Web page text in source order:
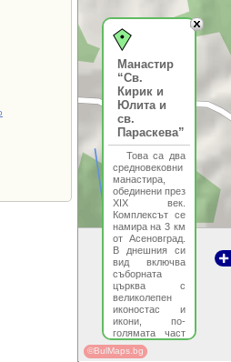
Манастир
“Св.
Кирик и
Юлита и
св.
Параскева”
Това са два
средновековни
манастира,
обединени през
XIX век.
Комплексът се
намира на 3 км
от Асеновград.
В днешния си
вид включва
съборната
църква с
великолепен
иконостас и
икони, по-
голямата част
от които са
дело на
©BulMaps.bg